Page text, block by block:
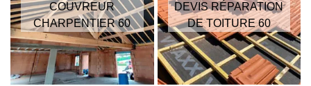
COUVREUR
CHARPENTIER 60
DEVIS RÉPARATION
DE TOITURE 60